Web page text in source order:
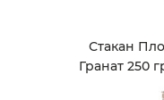
Стакан
Гранат 250